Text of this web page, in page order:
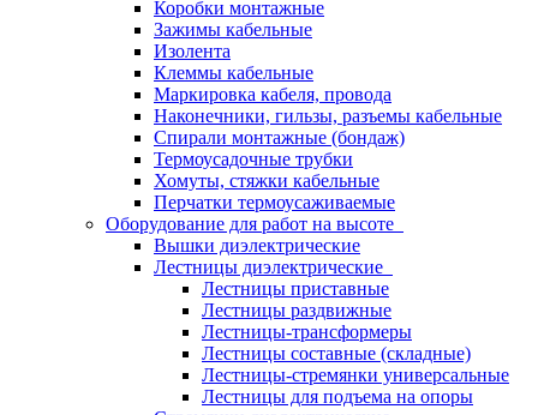
Коробки монтажные
Зажимы кабельные
Изолента
Клеммы кабельные
Маркировка кабеля, провода
Наконечники, гильзы, разъемы кабельные
Спирали монтажные (бондаж)
Термоусадочные трубки
Хомуты, стяжки кабельные
Перчатки термоусаживаемые
Оборудование для работ на высоте
Вышки диэлектрические
Лестницы диэлектрические
Лестницы приставные
Лестницы раздвижные
Лестницы-трансформеры
Лестницы составные (складные)
Лестницы-стремянки универсальные
Лестницы для подъема на опоры